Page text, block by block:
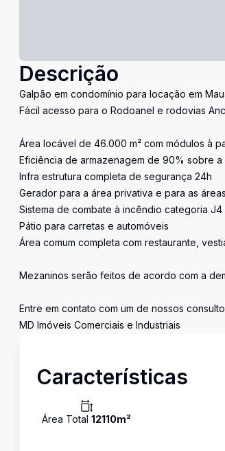
Descrição
Galpão em condomínio para locação em
Fácil acesso para o Rodoanel e rodovias
Área locável de 46.000 m² com módulos à
Eficiência de armazenagem de 90% sobre a
Infra estrutura completa de segurança 24h
Gerador para a área privativa e para as
Sistema de combate à incêndio categoria J4
Pátio para carretas e automóveis
Área comum completa com restaurante,
Mezaninos serão feitos de acordo com a
Entre em contato com um de nossos
MD Imóveis Comerciais e Industriais
Características
Área Total 12110m²